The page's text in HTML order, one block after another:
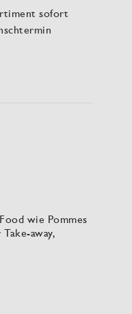
sofort
wie Pommes
away,